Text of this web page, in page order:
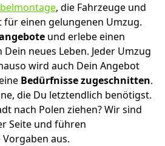
, die Fahrzeuge und
einen gelungenen Umzug.
und erlebe einen
neues Leben. Jeder Umzug
wird auch Dein Angebot
Bedürfnisse zugeschnitten.
die Du letztendlich benötigst.
nach Polen ziehen? Wir sind
Seite und führen
Vorgaben aus.